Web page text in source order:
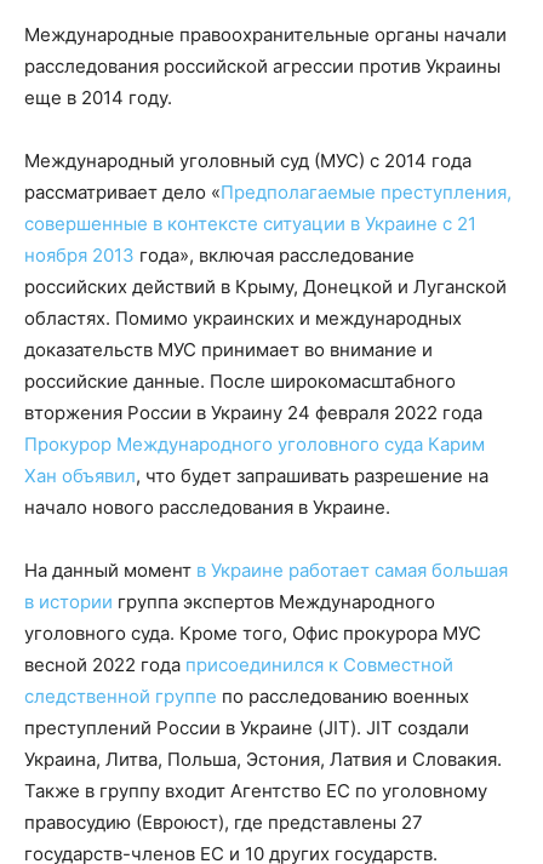
Международные правоохранительные органы начали
расследования российской агрессии против Украины
еще в 2014 году.
Международный уголовный суд (МУС) с 2014 года
рассматривает дело «Предполагаемые преступления,
совершенные в контексте ситуации в Украине с 21
ноября 2013 года», включая расследование
российских действий в Крыму, Донецкой и Луганской
областях. Помимо украинских и международных
доказательств МУС принимает во внимание и
российские данные. После широкомасштабного
вторжения России в Украину 24 февраля 2022 года
Прокурор Международного уголовного суда Карим
Хан объявил, что будет запрашивать разрешение на
начало нового расследования в Украине.
На данный момент в Украине работает самая большая
в истории группа экспертов Международного
уголовного суда. Кроме того, Офис прокурора МУС
весной 2022 года присоединился к Совместной
следственной группе по расследованию военных
преступлений России в Украине (JIT). JIT создали
Украина, Литва, Польша, Эстония, Латвия и Словакия.
Также в группу входит Агентство ЕС по уголовному
правосудию (Евроюст), где представлены 27
государств-членов ЕС и 10 других государств.